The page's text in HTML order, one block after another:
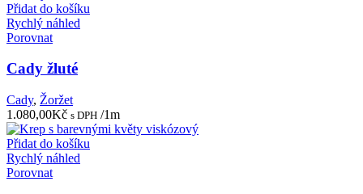
Přidat do košíku
Rychlý náhled
Porovnat
Cady žluté
Cady, Žoržet
1.080,00Kč s DPH /1m
Přidat do košíku
Rychlý náhled
Porovnat